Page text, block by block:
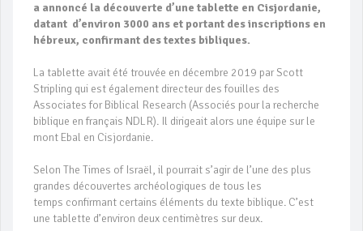
a annoncé la découverte d’une tablette en Cisjordanie,
datant d’environ 3000 ans et portant des inscriptions en
hébreux, confirmant des textes bibliques.
La tablette avait été trouvée en décembre 2019 par Scott
Stripling qui est également directeur des fouilles des
Associates for Biblical Research (Associés pour la recherche
biblique en français NDLR). Il dirigeait alors une équipe sur le
mont Ebal en Cisjordanie.
Selon The Times of Israël, il pourrait s’agir de l’une des plus
grandes découvertes archéologiques de tous les
temps confirmant certains éléments du texte biblique. C’est
une tablette d’environ deux centimètres sur deux.